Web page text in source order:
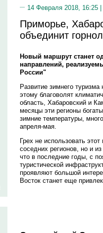
14 Февраля 2018, 16:25 |
Приморье,
объединит
Новый маршрут станет
направлений,
России"
Развитие зимнего
этому благоволят
область, Хабаровский и
месяцы эти регионы
зимние температуры,
апреля-мая.
Грех не использовать
соседних регионов, но и
что в последние годы, с
туристической
проявляют большой
Восток станет еще